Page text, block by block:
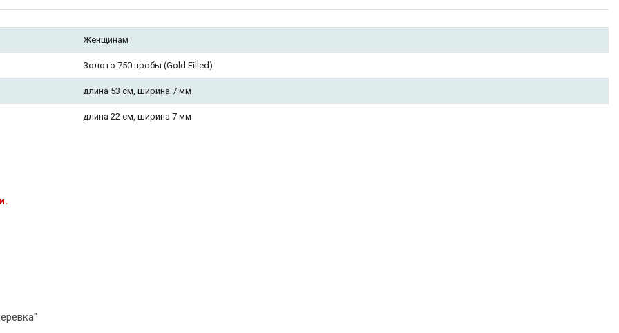
Женщинам
Золото 750 пробы (Gold Filled)
длина 53 см, ширина 7 мм
длина 22 см, ширина 7 мм